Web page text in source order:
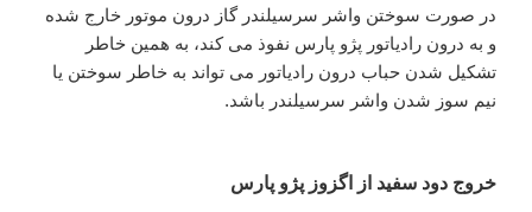
در صورت سوختن واشر سرسیلندر گاز درون موتور خارج شده
و به درون رادیاتور پژو پارس نفوذ می کند، به همین خاطر
تشکیل شدن حباب درون رادیاتور می تواند به خاطر سوختن یا
نیم سوز شدن واشر سرسیلندر باشد.
خروج دود سفید از اگزوز پژو پارس